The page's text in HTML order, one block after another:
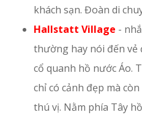
khách sạn. Đoàn di
Hallstatt Village -
thường hay nói đến vẻ
cổ quanh hồ nước Áo.
chỉ có cảnh đẹp mà
thú vị. Nằm phía Tây